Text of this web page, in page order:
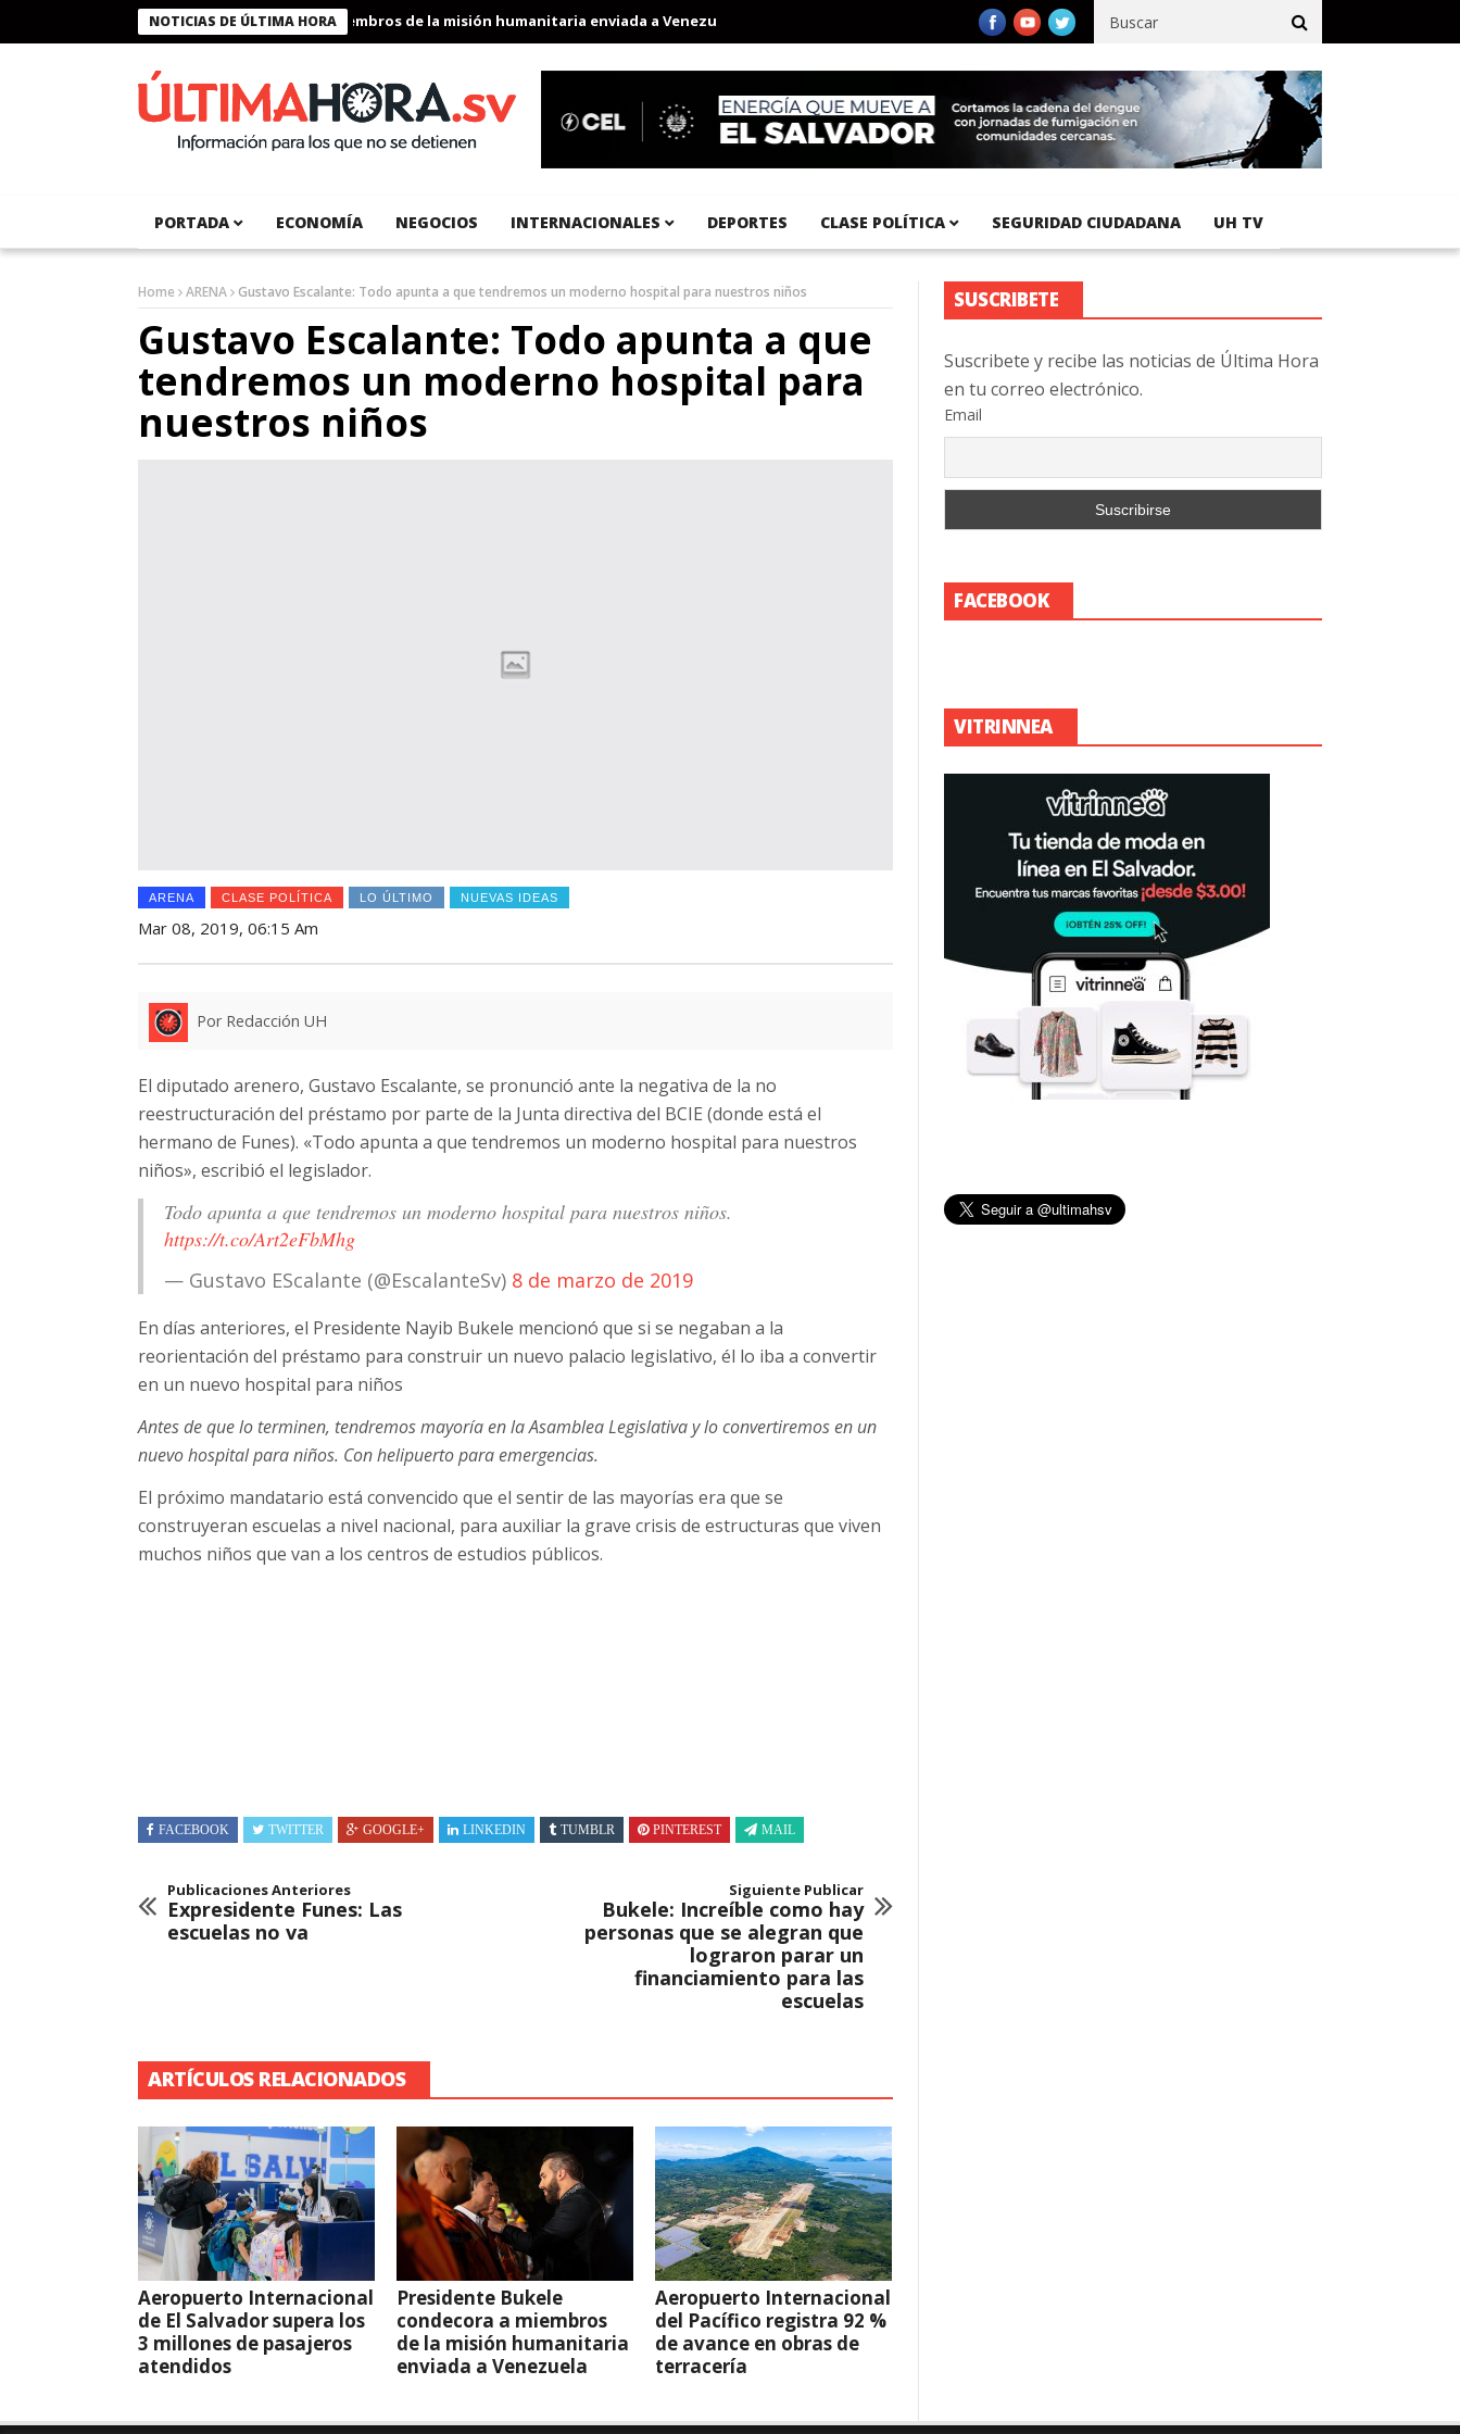
NOTICIAS DE ÚLTIMA HORA
Presidente Bukele condecora a miembros de la misión humanitaria enviada a Venezuela Aeropuerto Internacional del Pacífico registra 92 % de avance en obras de terracería
PORTADA ECONOMÍA NEGOCIOS INTERNACIONALES DEPORTES CLASE POLÍTICA SEGURIDAD CIUDADANA UH TV
Home ARENA Gustavo Escalante: Todo apunta a que tendremos un moderno hospital para nuestros niños
Gustavo Escalante: Todo apunta a que
tendremos un moderno hospital para
nuestros niños
ARENA CLASE POLÍTICA LO ÚLTIMO NUEVAS IDEAS
Mar 08, 2019, 06:15 Am
Por Redacción UH
El diputado arenero, Gustavo Escalante, se pronunció ante la negativa de la no
reestructuración del préstamo por parte de la Junta directiva del BCIE (donde está el
hermano de Funes). «Todo apunta a que tendremos un moderno hospital para nuestros
niños», escribió el legislador.
Todo apunta a que tendremos un moderno hospital para nuestros niños.
https://t.co/Art2eFbMhg
— Gustavo EScalante (@EscalanteSv) 8 de marzo de 2019
En días anteriores, el Presidente Nayib Bukele mencionó que si se negaban a la
reorientación del préstamo para construir un nuevo palacio legislativo, él lo iba a convertir
en un nuevo hospital para niños
Antes de que lo terminen, tendremos mayoría en la Asamblea Legislativa y lo convertiremos en un
nuevo hospital para niños. Con helipuerto para emergencias.
El próximo mandatario está convencido que el sentir de las mayorías era que se
construyeran escuelas a nivel nacional, para auxiliar la grave crisis de estructuras que viven
muchos niños que van a los centros de estudios públicos.
FACEBOOK TWITTER GOOGLE+ LINKEDIN TUMBLR PINTEREST MAIL
Publicaciones Anteriores
Expresidente Funes: Las
escuelas no va
Siguiente Publicar
Bukele: Increíble como hay
personas que se alegran que
lograron parar un
financiamiento para las
escuelas
ARTÍCULOS RELACIONADOS
Aeropuerto Internacional
de El Salvador supera los
3 millones de pasajeros
atendidos
Presidente Bukele
condecora a miembros
de la misión humanitaria
enviada a Venezuela
Aeropuerto Internacional
del Pacífico registra 92 %
de avance en obras de
terracería
SUSCRIBETE
Suscribete y recibe las noticias de Última Hora
en tu correo electrónico.
Email
FACEBOOK
VITRINNEA